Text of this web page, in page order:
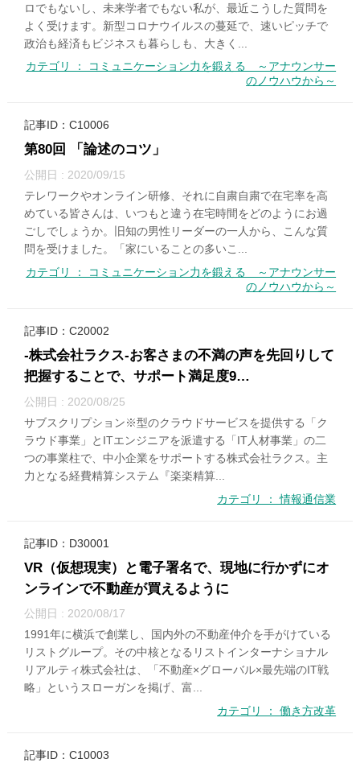
ロでもないし、未来学者でもない私が、最近こうした質問を
よく受けます。新型コロナウイルスの蔓延で、速いピッチで
政治も経済もビジネスも暮らしも、大きく...
カテゴリ ： コミュニケーション力を鍛える ～アナウンサー
のノウハウから～
記事ID：C10006
第80回 「論述のコツ」
公開日 : 2020/09/15
テレワークやオンライン研修、それに自粛自粛で在宅率を高
めている皆さんは、いつもと違う在宅時間をどのようにお過
ごしでしょうか。旧知の男性リーダーの一人から、こんな質
問を受けました。「家にいることの多いこ...
カテゴリ ： コミュニケーション力を鍛える ～アナウンサー
のノウハウから～
記事ID：C20002
-株式会社ラクス-お客さまの不満の声を先回りして
把握することで、サポート満足度9…
公開日 : 2020/08/25
サブスクリプション※型のクラウドサービスを提供する「ク
ラウド事業」とITエンジニアを派遣する「IT人材事業」の二
つの事業柱で、中小企業をサポートする株式会社ラクス。主
力となる経費精算システム『楽楽精算...
カテゴリ ： 情報通信業
記事ID：D30001
VR（仮想現実）と電子署名で、現地に行かずにオ
ンラインで不動産が買えるように
公開日 : 2020/08/17
1991年に横浜で創業し、国内外の不動産仲介を手がけている
リストグループ。その中核となるリストインターナショナル
リアルティ株式会社は、「不動産×グローバル×最先端のIT戦
略」というスローガンを掲げ、富...
カテゴリ ： 働き方改革
記事ID：C10003